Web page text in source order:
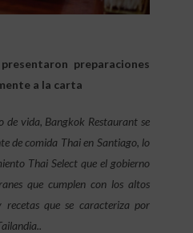
preparaciones
a la carta
de vida, Bangkok Restaurant se
de comida Thai en Santiago, lo
Thai Select que el gobierno
que cumplen con los altos
recetas que se caracteriza por